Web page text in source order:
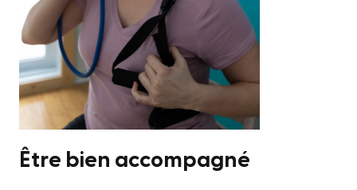
Être bien accompagné